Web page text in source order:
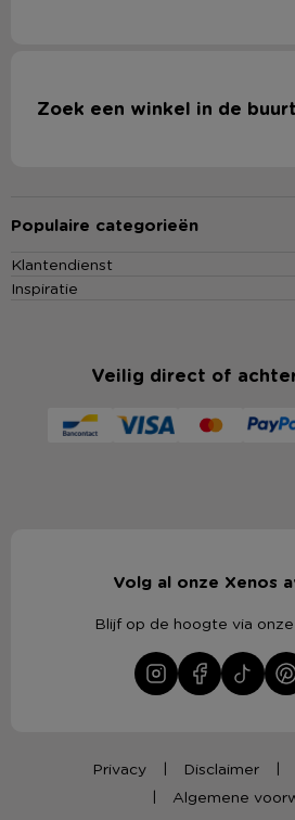
Zoek een winkel in de buurt
Populaire categorieën
Klantendienst
Inspiratie
Veilig direct of
Volg al onze Xenos
Blijf op de hoogte via
Privacy Disclaimer
Algemene